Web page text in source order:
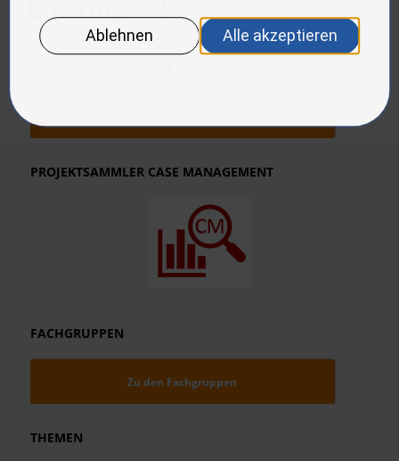
PROJEKTSAMMLER CASE MANAGEMENT
FACHGRUPPEN
Zu den Fachgruppen
THEMEN